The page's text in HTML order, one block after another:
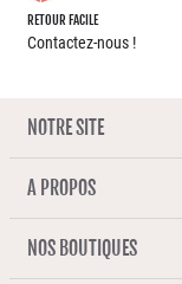
RETOUR FACILE
Contactez-nous !
NOTRE SITE
A PROPOS
NOS BOUTIQUES